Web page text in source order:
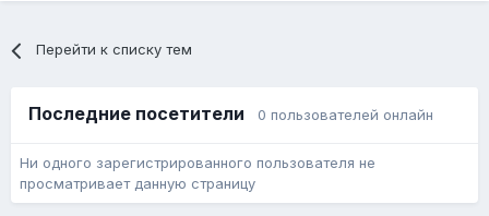
Перейти к списку тем
Последние посетители 0 пользователей онлайн
Ни одного зарегистрированного пользователя не
просматривает данную страницу